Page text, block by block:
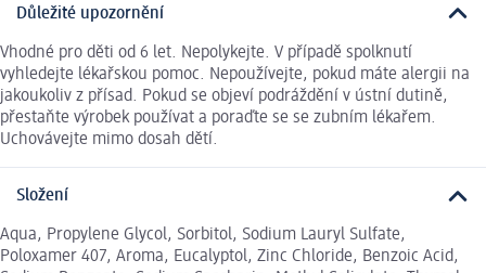
Důležité upozornění
Vhodné pro děti od 6 let. Nepolykejte. V případě spolknutí
vyhledejte lékařskou pomoc. Nepoužívejte, pokud máte alergii na
jakoukoliv z přísad. Pokud se objeví podráždění v ústní dutině,
přestaňte výrobek používat a poraďte se se zubním lékařem.
Uchovávejte mimo dosah dětí.
Složení
Aqua, Propylene Glycol, Sorbitol, Sodium Lauryl Sulfate,
Poloxamer 407, Aroma, Eucalyptol, Zinc Chloride, Benzoic Acid,